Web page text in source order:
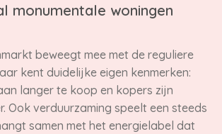
monumentale woningen
beweegt mee met de reguliere
kent duidelijke eigen kenmerken:
langer te koop en kopers zijn
Ook verduurzaming speelt een steeds
samen met het energielabel dat